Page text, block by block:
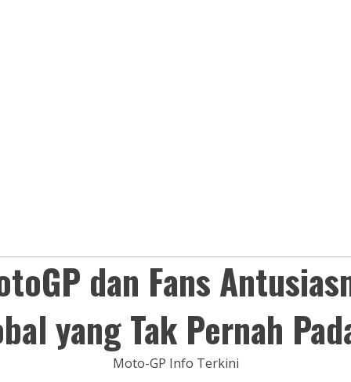
dan Fans
yang Tak Pernah
Moto-GP Info Terkini